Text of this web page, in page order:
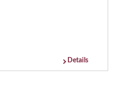
Details